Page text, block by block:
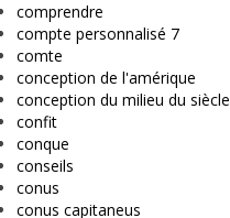
comprendre
compte personnalisé 7
comte
conception de l'amérique
conception du milieu du siècle
confit
conque
conseils
conus
conus capitaneus